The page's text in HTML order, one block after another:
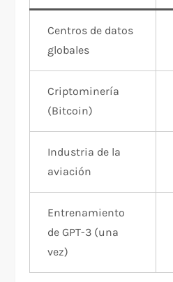
Centros de datos
globales
Criptominería
(Bitcoin)
Industria de la
aviación
Entrenamiento
de GPT-3 (una
vez)